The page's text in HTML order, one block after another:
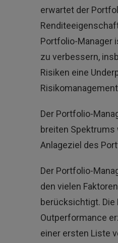
erwartet der
Portfolio-Manager
zu verbessern,
Risiken eine
Der Portfolio-
breiten
Anlageziel des
Der Portfolio-
den vielen
berücksichtigt. Die
Outperformance
einer ersten Liste